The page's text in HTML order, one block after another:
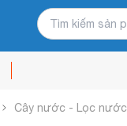
Cây nước - Lọc nước